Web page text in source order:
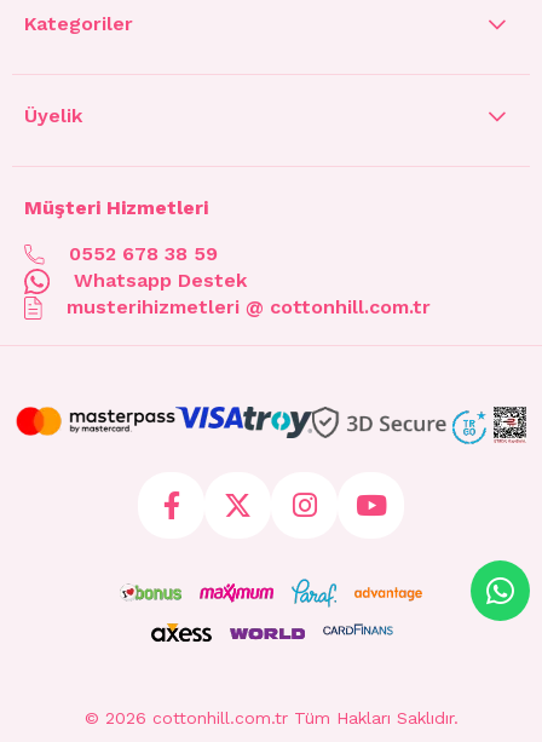
Kategoriler
Üyelik
Müşteri Hizmetleri
0552 678 38 59
Whatsapp Destek
musterihizmetleri @ cottonhill.com.tr
© 2026 cottonhill.com.tr Tüm Hakları Saklıdır.